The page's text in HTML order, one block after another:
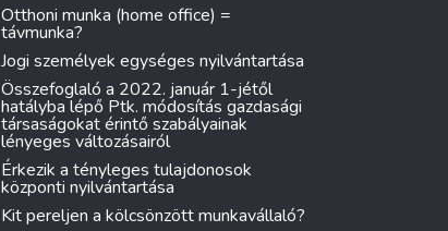
Otthoni munka (home office) =
távmunka?
Jogi személyek egységes nyilvántartása
Összefoglaló a 2022. január 1-jétől
hatályba lépő Ptk. módosítás gazdasági
társaságokat érintő szabályainak
lényeges változásairól
Érkezik a tényleges tulajdonosok
központi nyilvántartása
Kit pereljen a kölcsönzött munkavállaló?